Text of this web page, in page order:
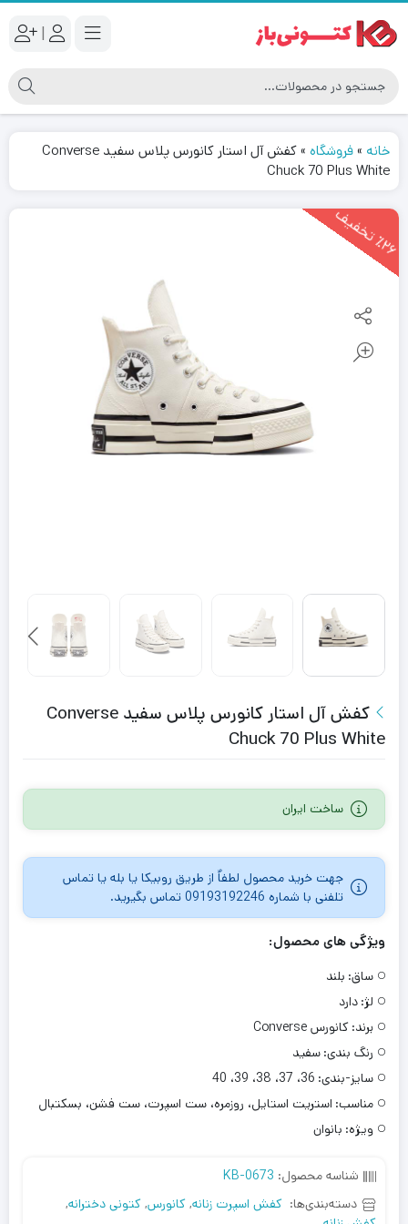
|
خانه »فروشگاه »
کفش آل استار کانورس پلاس سفید Converse
Chuck 70 Plus White
٪2
6
ت
خ
ف
یف
کفش آل استار کانورس پلاس سفید Converse
Chuck 70 Plus White
ساخت ایران
جهت خرید محصول لطفاٌ از طریق روبیکا یا بله یا تماس
تلفنی با شماره 09193192246 تماس بگیرید.
ویژگی های محصول:
ساق: بلند
لژ: دارد
برند: کانورس Converse
رنگ بندی: سفید
سایز-بندی: 36، 37، 38، 39، 40
مناسب: استریت استایل، روزمره، ست اسپرت، ست فشن، بسکتبال
ویژه: بانوان
شناسه محصول: KB-0673
دسته‌بندی‌ها: کفش اسپرت زنانه, کانورس, کتونی دخترانه,